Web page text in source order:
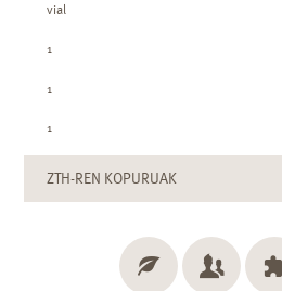
vial
1
1
1
ZTH-REN KOPURUAK